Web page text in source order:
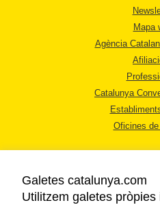
Mapa
Agència
Catalunya
Oficines
Galetes catalunya.com
Utilitzem galetes